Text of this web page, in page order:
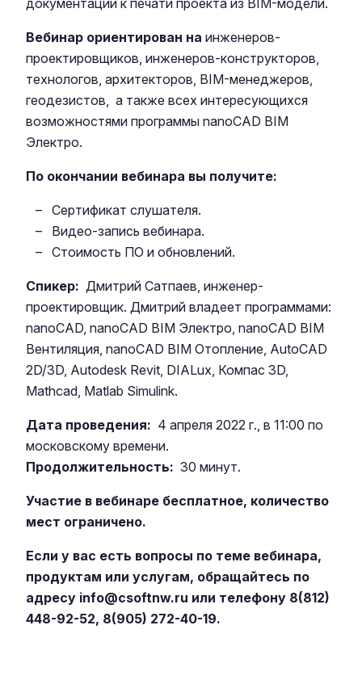
документации к печати проекта из BIM-модели.
Вебинар ориентирован на инженеров-
проектировщиков, инженеров-конструкторов,
технологов, архитекторов, BIM-менеджеров,
геодезистов, а также всех интересующихся
возможностями программы nanoCAD BIM
Электро.
По окончании вебинара вы получите:
Сертификат слушателя.
Видео-запись вебинара.
Стоимость ПО и обновлений.
Спикер: Дмитрий Сатпаев, инженер-
проектировщик. Дмитрий владеет программами:
nanoCAD, nanoCAD BIM Электро, nanoCAD BIM
Вентиляция, nanoCAD BIM Отопление, AutoCAD
2D/3D, Autodesk Revit, DIALux, Компас 3D,
Mathcad, Matlab Simulink.
Дата проведения: 4 апреля 2022 г., в 11:00 по
московскому времени.
Продолжительность: 30 минут.
Участие в вебинаре бесплатное, количество
мест ограничено.
Если у вас есть вопросы по теме вебинара,
продуктам или услугам, обращайтесь по
адресу info@csoftnw.ru или телефону 8(812)
448-92-52, 8(905) 272-40-19.